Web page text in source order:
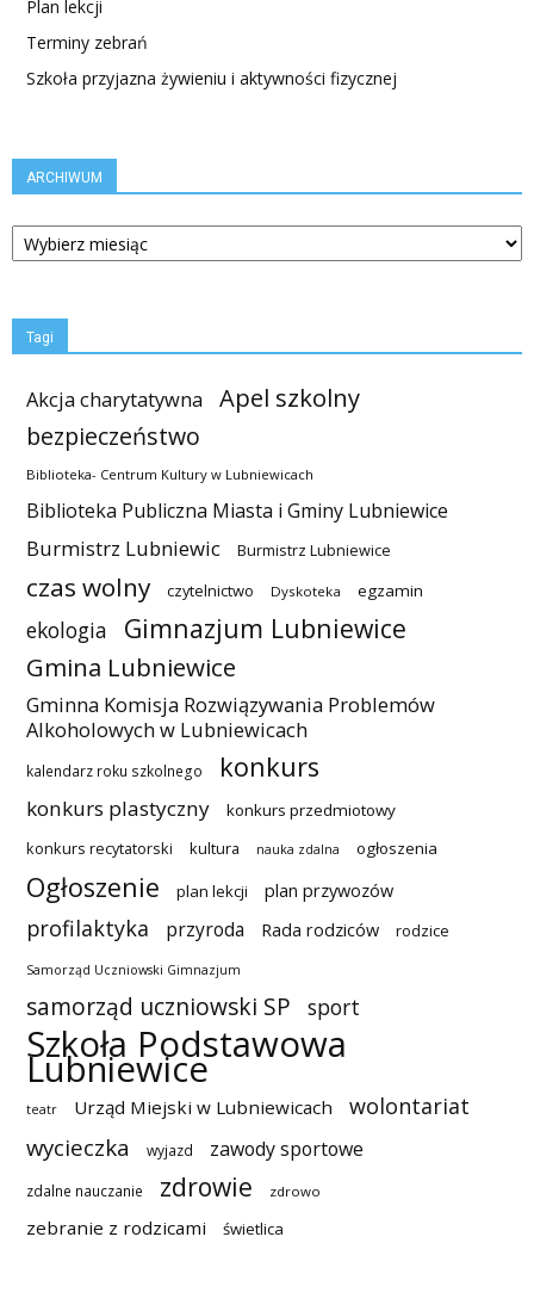
Plan lekcji
Terminy zebrań
Szkoła przyjazna żywieniu i aktywności fizycznej
ARCHIWUM
ARCHIWUM
Tagi
Akcja charytatywna Apel szkolny
bezpieczeństwo
Biblioteka- Centrum Kultury w Lubniewicach
Biblioteka Publiczna Miasta i Gminy Lubniewice
Burmistrz Lubniewic Burmistrz Lubniewice
czas wolny czytelnictwo Dyskoteka egzamin
ekologia Gimnazjum Lubniewice
Gmina Lubniewice
Gminna Komisja Rozwiązywania Problemów
Alkoholowych w Lubniewicach
kalendarz roku szkolnego konkurs
konkurs plastyczny
konkurs przedmiotowy
konkurs recytatorski
kultura nauka zdalna ogłoszenia
Ogłoszenie plan lekcji plan przywozów
profilaktyka przyroda Rada rodziców rodzice
Samorząd Uczniowski Gimnazjum
samorząd uczniowski SP sport
Szkoła Podstawowa
Lubniewice
teatr Urząd Miejski w Lubniewicach wolontariat
wycieczka wyjazd zawody sportowe
zdalne nauczanie zdrowie zdrowo
zebranie z rodzicami świetlica